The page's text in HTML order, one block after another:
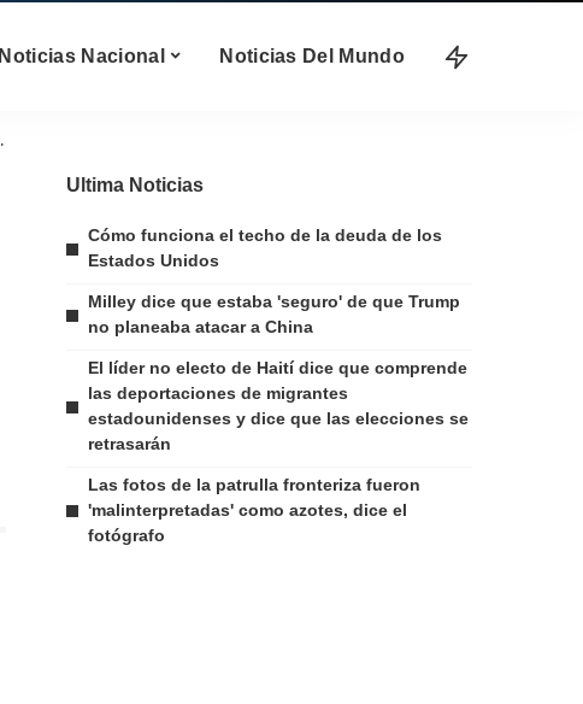
Noticias Nacional Noticias Del Mundo
Ultima Noticias
Cómo funciona el techo de la deuda de los
Estados Unidos
Milley dice que estaba 'seguro' de que Trump
no planeaba atacar a China
El líder no electo de Haití dice que comprende
las deportaciones de migrantes
estadounidenses y dice que las elecciones se
retrasarán
Las fotos de la patrulla fronteriza fueron
'malinterpretadas' como azotes, dice el
fotógrafo